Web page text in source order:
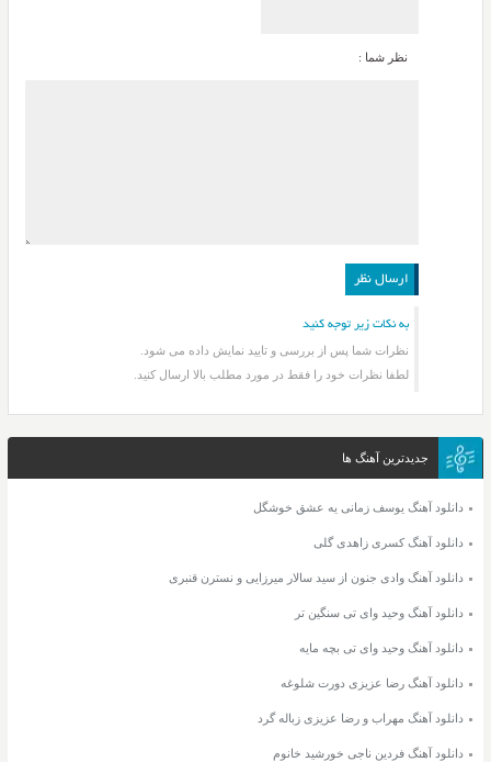
نظر شما :
به نکات زیر توجه کنید
نظرات شما پس از بررسی و تایید نمایش داده می شود.
لطفا نظرات خود را فقط در مورد مطلب بالا ارسال کنید.
جدیدترین آهنگ ها
دانلود آهنگ یوسف زمانی یه عشق خوشگل
دانلود آهنگ کسری زاهدی گلی
دانلود آهنگ وادی جنون از سید سالار میرزایی و نسترن قنبری
دانلود آهنگ وحید وای تی سنگین تر
دانلود آهنگ وحید وای تی بچه مایه
دانلود آهنگ رضا عزیزی دورت شلوغه
دانلود آهنگ مهراب و رضا عزیزی زباله گرد
دانلود آهنگ فردین ناجی خورشید خانوم